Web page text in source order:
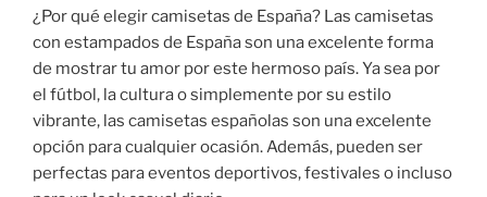
¿Por qué elegir camisetas de España? Las camisetas
con estampados de España son una excelente forma
de mostrar tu amor por este hermoso país. Ya sea por
el fútbol, la cultura o simplemente por su estilo
vibrante, las camisetas españolas son una excelente
opción para cualquier ocasión. Además, pueden ser
perfectas para eventos deportivos, festivales o incluso